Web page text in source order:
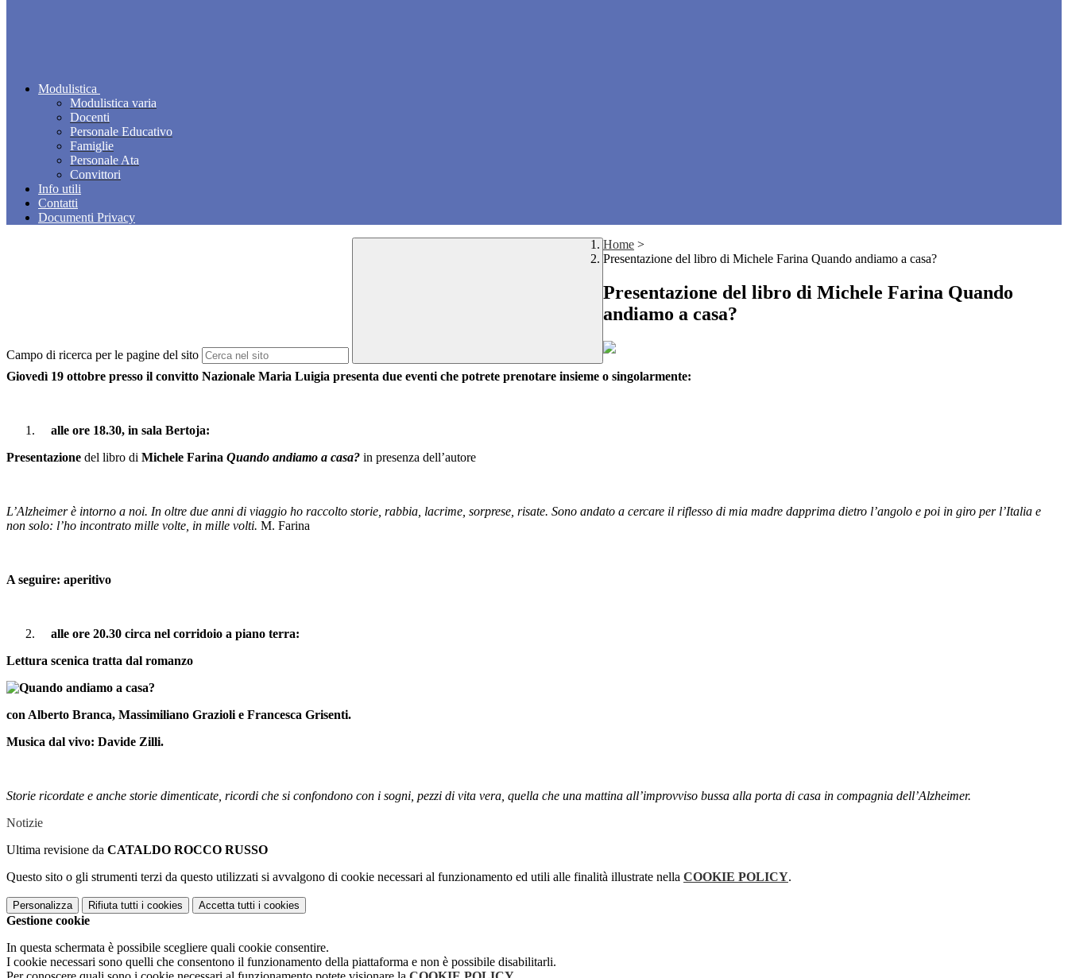
Modulistica
Modulistica varia
Docenti
Personale Educativo
Famiglie
Personale Ata
Convittori
Info utili
Contatti
Documenti Privacy
Campo di ricerca per le pagine del sito
Home >
Presentazione del libro di Michele Farina Quando andiamo a casa?
Presentazione del libro di Michele Farina Quando
andiamo a casa?
Giovedì 19 ottobre presso il convitto Nazionale Maria Luigia presenta due eventi che potrete prenotare insieme o singolarmente:
alle ore 18.30, in sala Bertoja:
Presentazione del libro di Michele Farina Quando andiamo a casa? in presenza dell’autore
L’Alzheimer è intorno a noi. In oltre due anni di viaggio ho raccolto storie, rabbia, lacrime, sorprese, risate. Sono andato a cercare il riflesso di mia madre dapprima dietro l’angolo e poi in giro per l’Italia e
non solo: l’ho incontrato mille volte, in mille volti. M. Farina
A seguire: aperitivo
alle ore 20.30 circa nel corridoio a piano terra:
Lettura scenica tratta dal romanzo
con Alberto Branca, Massimiliano Grazioli e Francesca Grisenti.
Musica dal vivo: Davide Zilli.
Storie ricordate e anche storie dimenticate, ricordi che si confondono con i sogni, pezzi di vita vera, quella che una mattina all’improvviso bussa alla porta di casa in compagnia dell’Alzheimer.
Notizie
Ultima revisione da CATALDO ROCCO RUSSO
Questo sito o gli strumenti terzi da questo utilizzati si avvalgono di cookie necessari al funzionamento ed utili alle finalità illustrate nella COOKIE POLICY.
Personalizza Rifiuta tutti i cookies Accetta tutti i cookies
Gestione cookie
In questa schermata è possibile scegliere quali cookie consentire.
I cookie necessari sono quelli che consentono il funzionamento della piattaforma e non è possibile disabilitarli.